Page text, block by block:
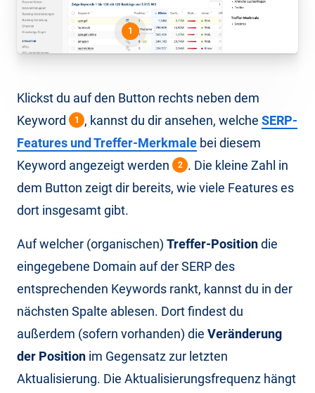
1
Klickst du auf den Button rechts neben dem
Keyword
1 , kannst du dir ansehen, welche SERP-
Features und Treffer-Merkmale bei diesem
Keyword angezeigt werden
2
. Die kleine Zahl in
dem Button zeigt dir bereits, wie viele Features es
dort insgesamt gibt.
Auf welcher (organischen) Treffer-Positiondie
eingegebene Domain auf der SERP des
entsprechenden Keywords rankt, kannst du in der
nächsten Spalte ablesen. Dort findest du
außerdem (sofern vorhanden) die Veränderung
der Position im Gegensatz zur letzten
Aktualisierung. Die Aktualisierungsfrequenz hängt